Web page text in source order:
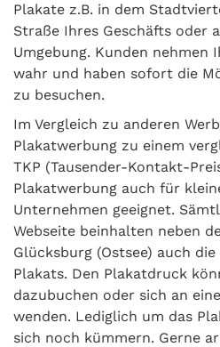
Plakate z.B. in dem
Straße Ihres Geschäfts oder
Umgebung. Kunden nehmen
wahr und haben sofort die
zu besuchen.
Im Vergleich zu anderen
Plakatwerbung zu einem
TKP (Tausender-Kontakt-
Plakatwerbung auch für
Unternehmen geeignet.
Webseite beinhalten neben
Glücksburg (Ostsee) auch
Plakats. Den Plakatdruck
dazubuchen oder sich an
wenden. Lediglich um das
sich noch kümmern. Gerne